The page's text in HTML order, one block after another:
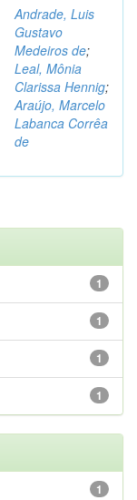
Andrade, Luis
Gustavo
Medeiros de;
Leal, Mônia
Clarissa Hennig;
Araújo, Marcelo
Labanca Corrêa
de
1
1
1
1
1